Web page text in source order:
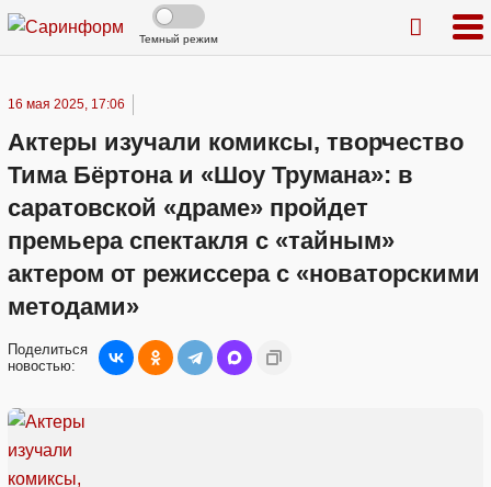
Темный режим
16 мая 2025, 17:06
Актеры изучали комиксы, творчество
Тима Бёртона и «Шоу Трумана»: в
саратовской «драме» пройдет
премьера спектакля с «тайным»
актером от режиссера с «новаторскими
методами»
Поделиться
новостью: